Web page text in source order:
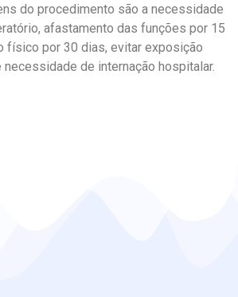
do procedimento são a necessidade
afastamento das funções por 15
físico por 30 dias, evitar exposição
de internação hospitalar.